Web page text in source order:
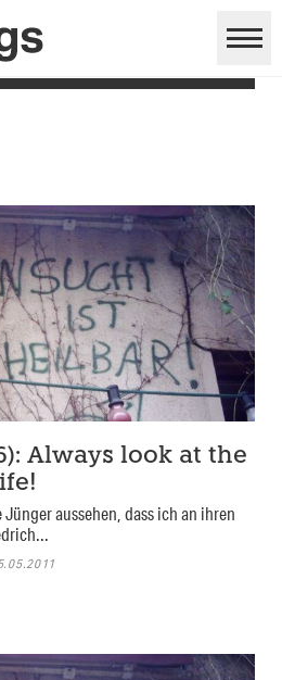
Always look at the
aussehen, dass ich an ihren